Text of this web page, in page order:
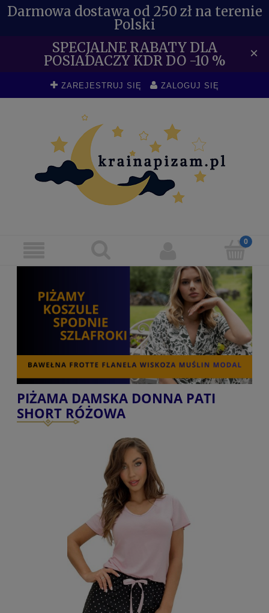
Darmowa dostawa od 250 zł na terenie
Polski
SPECJALNE RABATY DLA
POSIADACZY KDR DO -10 % ×
ZAREJESTRUJ SIĘ ZALOGUJ SIĘ
PIŻAMA DAMSKA DONNA PATI
SHORT RÓŻOWA